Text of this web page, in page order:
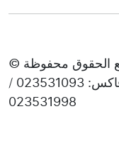
© حقوق النشر 2025، جميع الحقوق محفوظة ENTV |
الهاتف: 023531010 | فاكس: 023531093 /
023531998